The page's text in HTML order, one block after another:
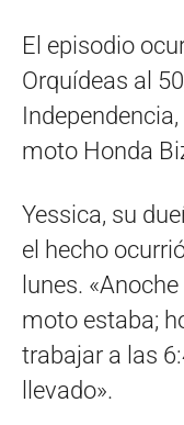
El episodio
Orquídeas al
moto Honda
Yessica, su
el hecho
lunes.
moto estaba;
trabajar a las
llevado».